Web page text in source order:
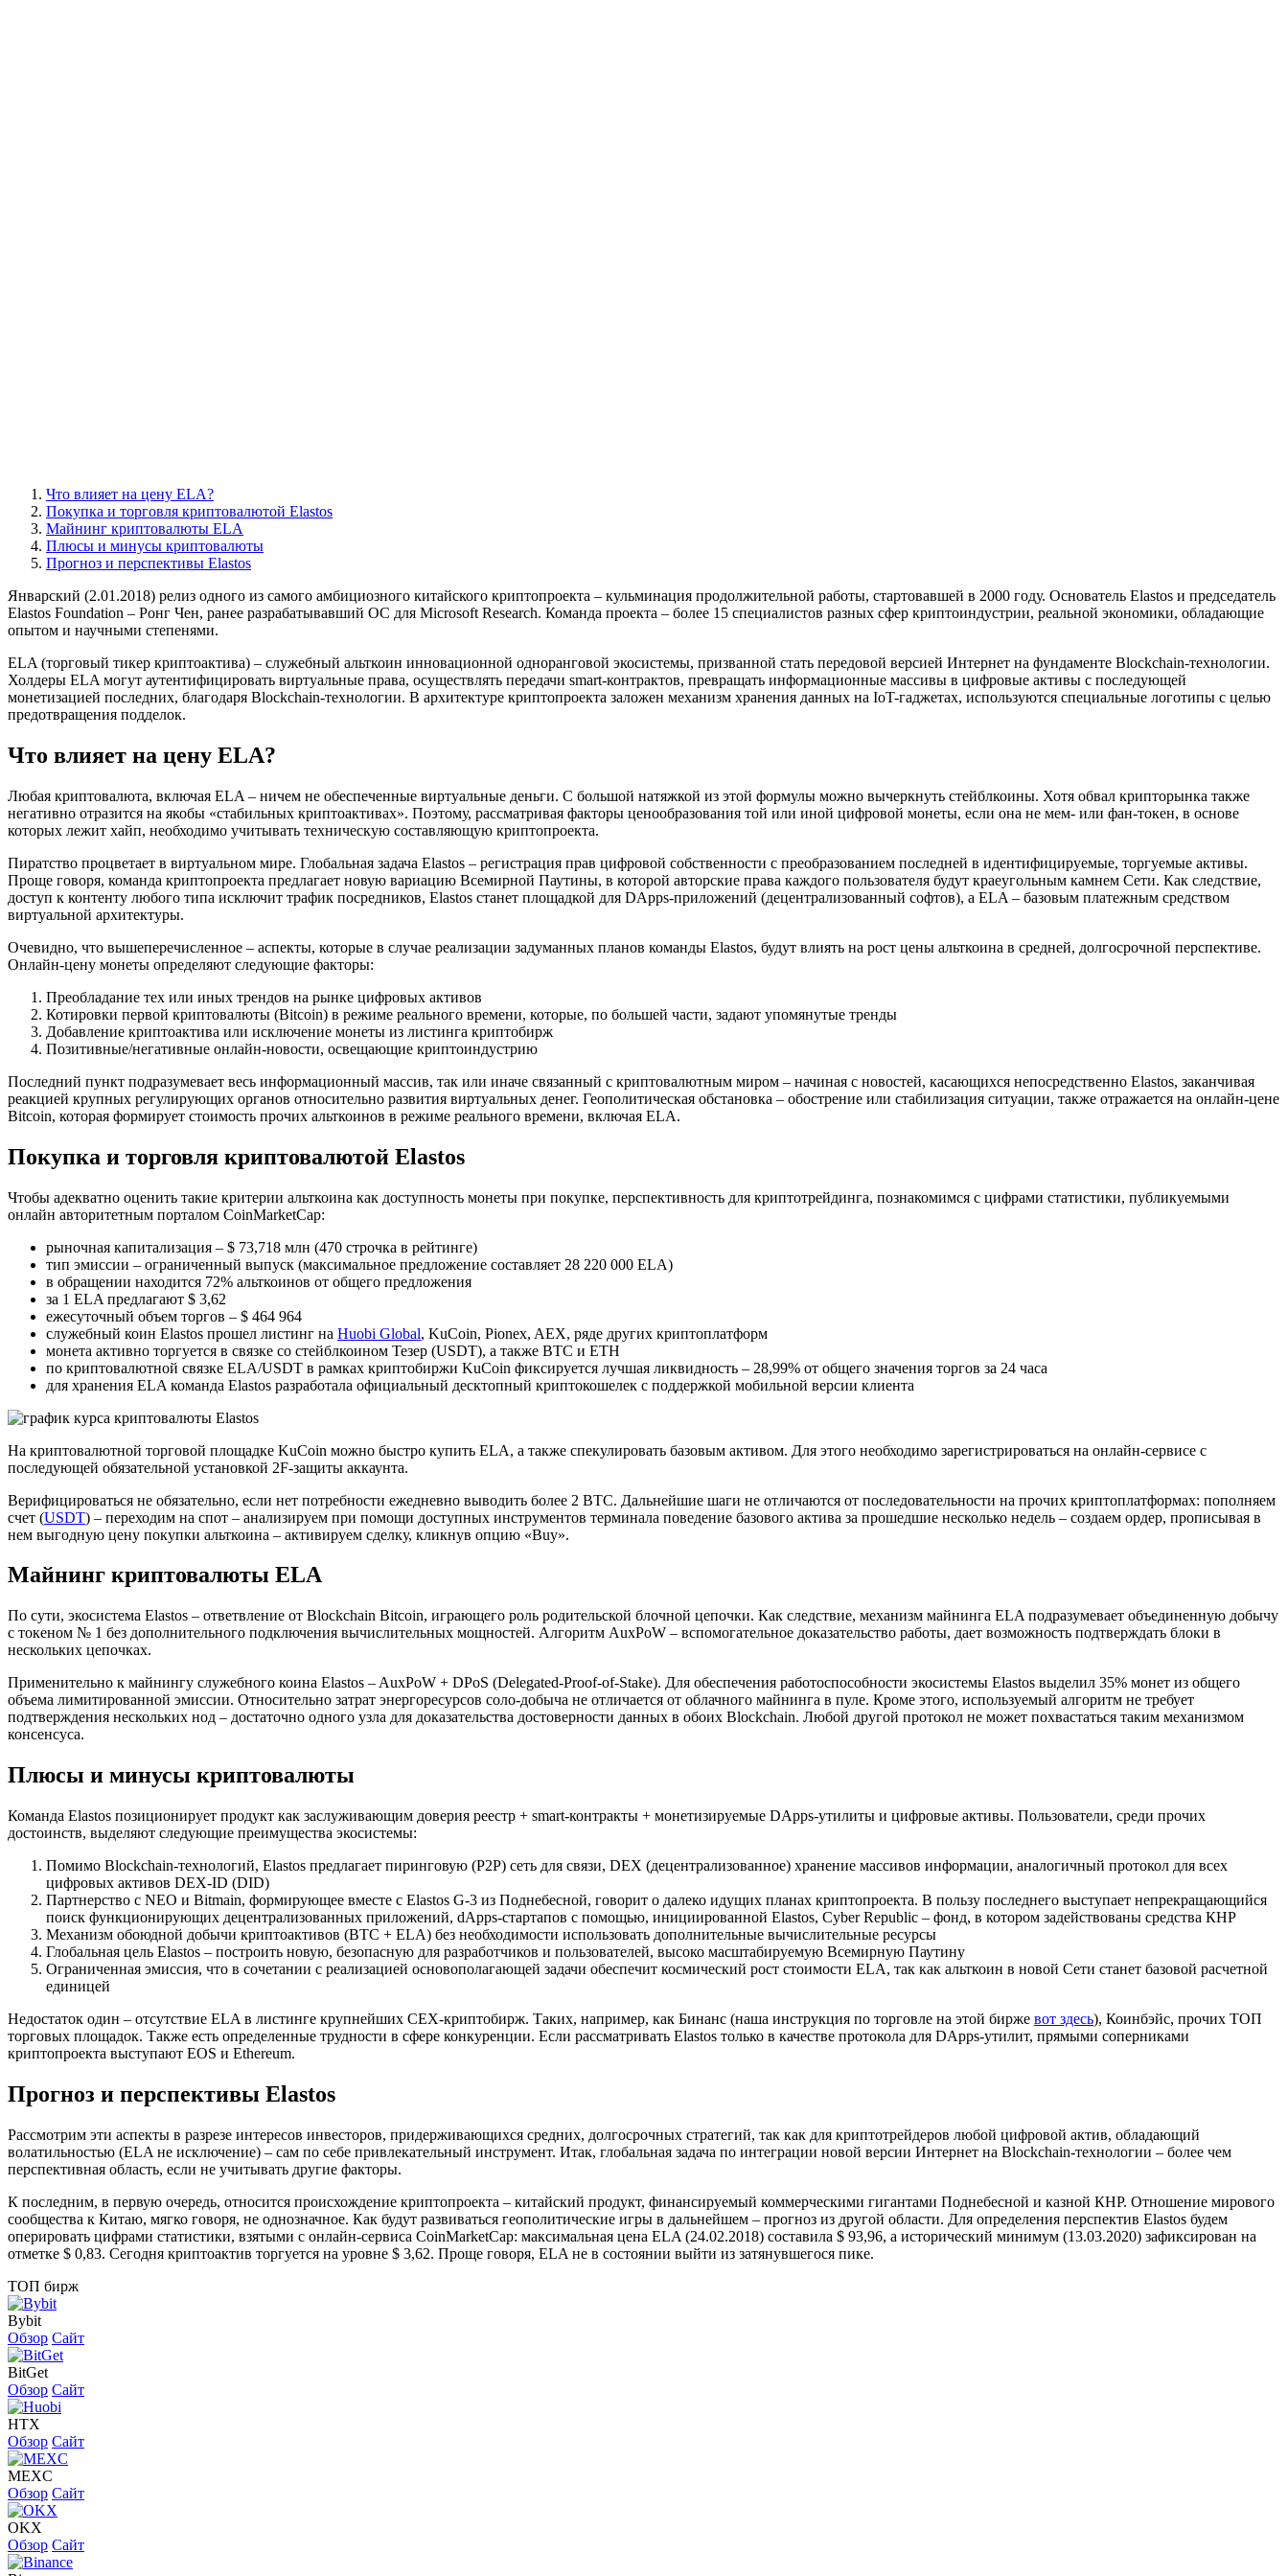
Что влияет на цену ELA?
Покупка и торговля криптовалютой Elastos
Майнинг криптовалюты ELA
Плюсы и минусы криптовалюты
Прогноз и перспективы Elastos
Январский (2.01.2018) релиз одного из самого амбициозного китайского криптопроекта – кульминация продолжительной работы, стартовавшей в 2000 году. Основатель Elastos и председатель
Elastos Foundation – Ронг Чен, ранее разрабатывавший ОС для Microsoft Research. Команда проекта – более 15 специалистов разных сфер криптоиндустрии, реальной экономики, обладающие
опытом и научными степенями.
ELA (торговый тикер криптоактива) – служебный альткоин инновационной одноранговой экосистемы, призванной стать передовой версией Интернет на фундаменте Blockchain-технологии.
Холдеры ELA могут аутентифицировать виртуальные права, осуществлять передачи smart-контрактов, превращать информационные массивы в цифровые активы с последующей
монетизацией последних, благодаря Blockchain-технологии. В архитектуре криптопроекта заложен механизм хранения данных на IoT-гаджетах, используются специальные логотипы с целью
предотвращения подделок.
Что влияет на цену ELA?
Любая криптовалюта, включая ELA – ничем не обеспеченные виртуальные деньги. С большой натяжкой из этой формулы можно вычеркнуть стейблкоины. Хотя обвал крипторынка также
негативно отразится на якобы «стабильных криптоактивах». Поэтому, рассматривая факторы ценообразования той или иной цифровой монеты, если она не мем- или фан-токен, в основе
которых лежит хайп, необходимо учитывать техническую составляющую криптопроекта.
Пиратство процветает в виртуальном мире. Глобальная задача Elastos – регистрация прав цифровой собственности с преобразованием последней в идентифицируемые, торгуемые активы.
Проще говоря, команда криптопроекта предлагает новую вариацию Всемирной Паутины, в которой авторские права каждого пользователя будут краеугольным камнем Сети. Как следствие,
доступ к контенту любого типа исключит трафик посредников, Elastos станет площадкой для DApps-приложений (децентрализованный софтов), а ELA – базовым платежным средством
виртуальной архитектуры.
Очевидно, что вышеперечисленное – аспекты, которые в случае реализации задуманных планов команды Elastos, будут влиять на рост цены альткоина в средней, долгосрочной перспективе.
Онлайн-цену монеты определяют следующие факторы:
Преобладание тех или иных трендов на рынке цифровых активов
Котировки первой криптовалюты (Bitcoin) в режиме реального времени, которые, по большей части, задают упомянутые тренды
Добавление криптоактива или исключение монеты из листинга криптобирж
Позитивные/негативные онлайн-новости, освещающие криптоиндустрию
Последний пункт подразумевает весь информационный массив, так или иначе связанный с криптовалютным миром – начиная с новостей, касающихся непосредственно Elastos, заканчивая
реакцией крупных регулирующих органов относительно развития виртуальных денег. Геополитическая обстановка – обострение или стабилизация ситуации, также отражается на онлайн-цене
Bitcoin, которая формирует стоимость прочих альткоинов в режиме реального времени, включая ELA.
Покупка и торговля криптовалютой Elastos
Чтобы адекватно оценить такие критерии альткоина как доступность монеты при покупке, перспективность для криптотрейдинга, познакомимся с цифрами статистики, публикуемыми
онлайн авторитетным порталом CoinMarketCap:
рыночная капитализация – $ 73,718 млн (470 строчка в рейтинге)
тип эмиссии – ограниченный выпуск (максимальное предложение составляет 28 220 000 ELA)
в обращении находится 72% альткоинов от общего предложения
за 1 ELA предлагают $ 3,62
ежесуточный объем торгов – $ 464 964
служебный коин Elastos прошел листинг на Huobi Global, KuCoin, Pionex, AEX, ряде других криптоплатформ
монета активно торгуется в связке со стейблкоином Тезер (USDT), а также BTC и ETH
по криптовалютной связке ELA/USDT в рамках криптобиржи KuCoin фиксируется лучшая ликвидность – 28,99% от общего значения торгов за 24 часа
для хранения ELA команда Elastos разработала официальный десктопный криптокошелек с поддержкой мобильной версии клиента
На криптовалютной торговой площадке KuCoin можно быстро купить ELA, а также спекулировать базовым активом. Для этого необходимо зарегистрироваться на онлайн-сервисе с
последующей обязательной установкой 2F-защиты аккаунта.
Верифицироваться не обязательно, если нет потребности ежедневно выводить более 2 BTC. Дальнейшие шаги не отличаются от последовательности на прочих криптоплатформах: пополняем
счет (USDT) – переходим на спот – анализируем при помощи доступных инструментов терминала поведение базового актива за прошедшие несколько недель – создаем ордер, прописывая в
нем выгодную цену покупки альткоина – активируем сделку, кликнув опцию «Buy».
Майнинг криптовалюты ELA
По сути, экосистема Elastos – ответвление от Blockchain Bitcoin, играющего роль родительской блочной цепочки. Как следствие, механизм майнинга ELA подразумевает объединенную добычу
с токеном № 1 без дополнительного подключения вычислительных мощностей. Алгоритм AuxPoW – вспомогательное доказательство работы, дает возможность подтверждать блоки в
нескольких цепочках.
Применительно к майнингу служебного коина Elastos – AuxPoW + DPoS (Delegated-Proof-of-Stake). Для обеспечения работоспособности экосистемы Elastos выделил 35% монет из общего
объема лимитированной эмиссии. Относительно затрат энергоресурсов соло-добыча не отличается от облачного майнинга в пуле. Кроме этого, используемый алгоритм не требует
подтверждения нескольких нод – достаточно одного узла для доказательства достоверности данных в обоих Blockchain. Любой другой протокол не может похвастаться таким механизмом
консенсуса.
Плюсы и минусы криптовалюты
Команда Elastos позиционирует продукт как заслуживающим доверия реестр + smart-контракты + монетизируемые DApps-утилиты и цифровые активы. Пользователи, среди прочих
достоинств, выделяют следующие преимущества экосистемы:
Помимо Blockchain-технологий, Elastos предлагает пиринговую (P2P) сеть для связи, DEX (децентрализованное) хранение массивов информации, аналогичный протокол для всех
цифровых активов DEX-ID (DID)
Партнерство с NEO и Bitmain, формирующее вместе с Elastos G-3 из Поднебесной, говорит о далеко идущих планах криптопроекта. В пользу последнего выступает непрекращающийся
поиск функционирующих децентрализованных приложений, dApps-стартапов с помощью, инициированной Elastos, Cyber Republic – фонд, в котором задействованы средства КНР
Механизм обоюдной добычи криптоактивов (BTC + ELA) без необходимости использовать дополнительные вычислительные ресурсы
Глобальная цель Elastos – построить новую, безопасную для разработчиков и пользователей, высоко масштабируемую Всемирную Паутину
Ограниченная эмиссия, что в сочетании с реализацией основополагающей задачи обеспечит космический рост стоимости ELA, так как альткоин в новой Сети станет базовой расчетной
единицей
Недостаток один – отсутствие ELA в листинге крупнейших CEX-криптобирж. Таких, например, как Бинанс (наша инструкция по торговле на этой бирже вот здесь), Коинбэйс, прочих ТОП
торговых площадок. Также есть определенные трудности в сфере конкуренции. Если рассматривать Elastos только в качестве протокола для DApps-утилит, прямыми соперниками
криптопроекта выступают EOS и Ethereum.
Прогноз и перспективы Elastos
Рассмотрим эти аспекты в разрезе интересов инвесторов, придерживающихся средних, долгосрочных стратегий, так как для криптотрейдеров любой цифровой актив, обладающий
волатильностью (ELA не исключение) – сам по себе привлекательный инструмент. Итак, глобальная задача по интеграции новой версии Интернет на Blockchain-технологии – более чем
перспективная область, если не учитывать другие факторы.
К последним, в первую очередь, относится происхождение криптопроекта – китайский продукт, финансируемый коммерческими гигантами Поднебесной и казной КНР. Отношение мирового
сообщества к Китаю, мягко говоря, не однозначное. Как будут развиваться геополитические игры в дальнейшем – прогноз из другой области. Для определения перспектив Elastos будем
оперировать цифрами статистики, взятыми с онлайн-сервиса CoinMarketCap: максимальная цена ELA (24.02.2018) составила $ 93,96, а исторический минимум (13.03.2020) зафиксирован на
отметке $ 0,83. Сегодня криптоактив торгуется на уровне $ 3,62. Проще говоря, ELA не в состоянии выйти из затянувшегося пике.
ТОП бирж
Bybit
Обзор Сайт
BitGet
Обзор Сайт
HTX
Обзор Сайт
MEXC
Обзор Сайт
OKX
Обзор Сайт